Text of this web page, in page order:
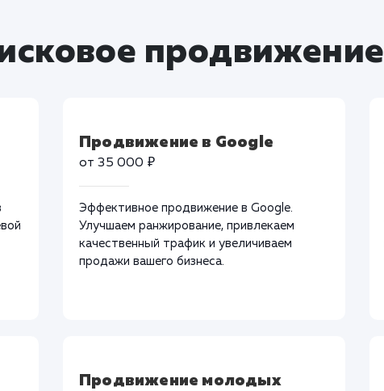
продвижение
Продвижение в Google
от 35 000 ₽
Эффективное продвижение в Google.
Улучшаем ранжирование, привлекаем
качественный трафик и увеличиваем
продажи вашего бизнеса.
Продвижение молодых